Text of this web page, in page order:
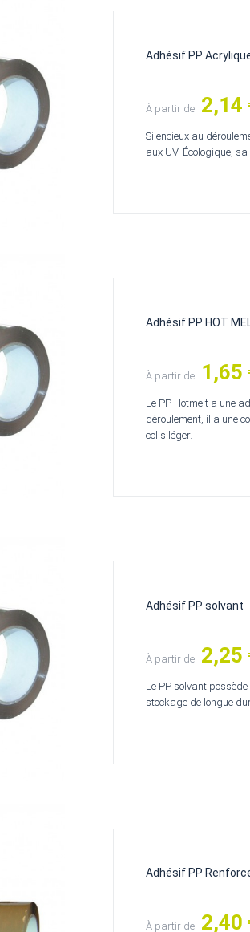
Adhésif PP
À partir de Prix
2,14
Silencieux au
aux UV. Écologique,
Adhésif PP HOT
À partir de Prix
1,65
Le PP Hotmelt a une
déroulement, il a une
colis léger.
Adhésif PP solvant
À partir de Prix
2,25
Le PP solvant
stockage de longue
Adhésif PP
À partir de Prix
2,40